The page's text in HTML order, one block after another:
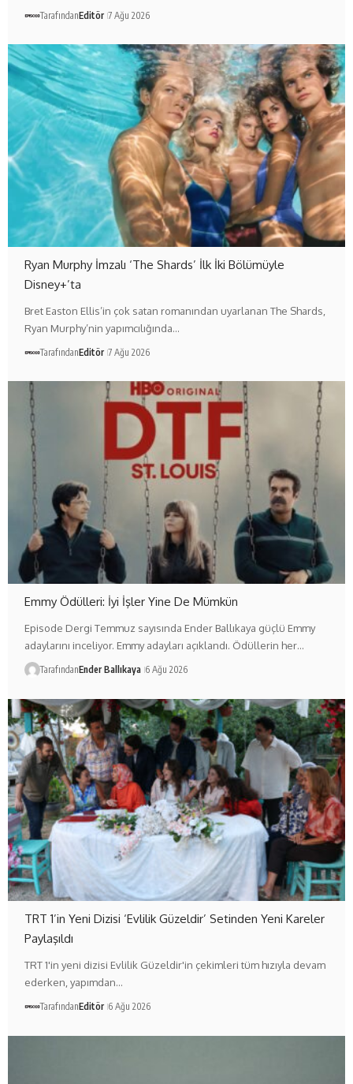
TarafındanEditör 7 Ağu 2026
Ryan Murphy İmzalı ‘The Shards’ İlk İki Bölümüyle
Disney+’ta
Bret Easton Ellis’in çok satan romanından uyarlanan The Shards,
Ryan Murphy’nin yapımcılığında…
TarafındanEditör 7 Ağu 2026
Emmy Ödülleri: İyi İşler Yine De Mümkün
Episode Dergi Temmuz sayısında Ender Ballıkaya güçlü Emmy
adaylarını inceliyor. Emmy adayları açıklandı. Ödüllerin her…
TarafındanEnder Ballıkaya 6 Ağu 2026
TRT 1’in Yeni Dizisi ‘Evlilik Güzeldir’ Setinden Yeni Kareler
Paylaşıldı
TRT 1'in yeni dizisi Evlilik Güzeldir'in çekimleri tüm hızıyla devam
ederken, yapımdan…
TarafındanEditör 6 Ağu 2026